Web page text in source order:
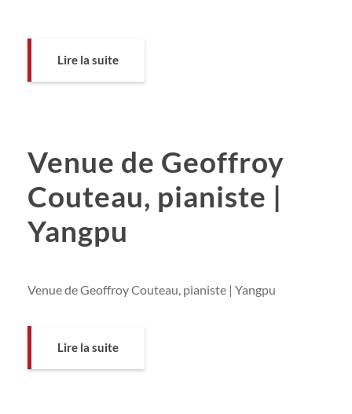
Lire la suite
Venue de Geoffroy
Couteau, pianiste |
Yangpu
Venue de Geoffroy Couteau, pianiste | Yangpu
Lire la suite